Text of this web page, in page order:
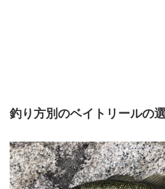
釣り方別のベイトリールの